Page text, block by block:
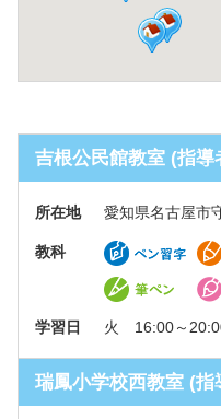
吉根公民館教室 (指導
所在地 愛知県名古屋市
教科
学習日 火 16:00～
瑞鳳小学校西教室 (指